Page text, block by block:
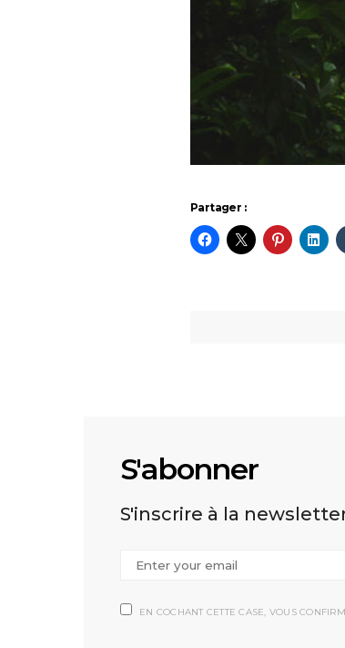
Partager :
S'abonner
S'inscrire à la
EN COCHANT CETTE CASE, VOUS